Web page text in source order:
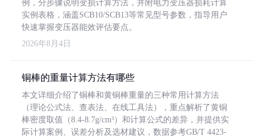
例，分步骤说明变损计算方法，并附电力变压器损耗计算
实例表格，涵盖SCB10/SCB13等常见型号参数，指导用户
快速掌握变压器能效评估要点。
2026年8月4日
铜棒的重量计算方法有哪些
本文详细介绍了铜棒和黄铜棒重量的三种常用计算方法
（理论公式法、查表法、在线工具法），重点解析了黄铜
棒密度取值（8.4-8.7g/cm³）和计算公式的差异，并提供实
际计算案例、误差分析及选材建议，数据参考GB/T 4423-